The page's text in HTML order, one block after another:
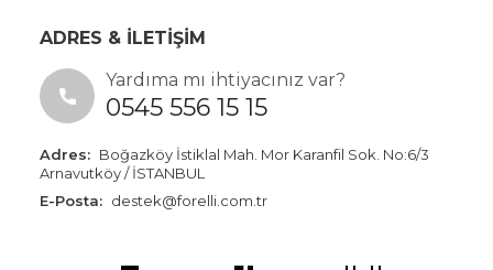
ADRES & İLETİŞİM
Yardıma mı ihtiyacınız var?
0545 556 15 15
Adres: Boğazköy İstiklal Mah. Mor Karanfil Sok. No:6/3
Arnavutköy / İSTANBUL
E-Posta: destek@forelli.com.tr